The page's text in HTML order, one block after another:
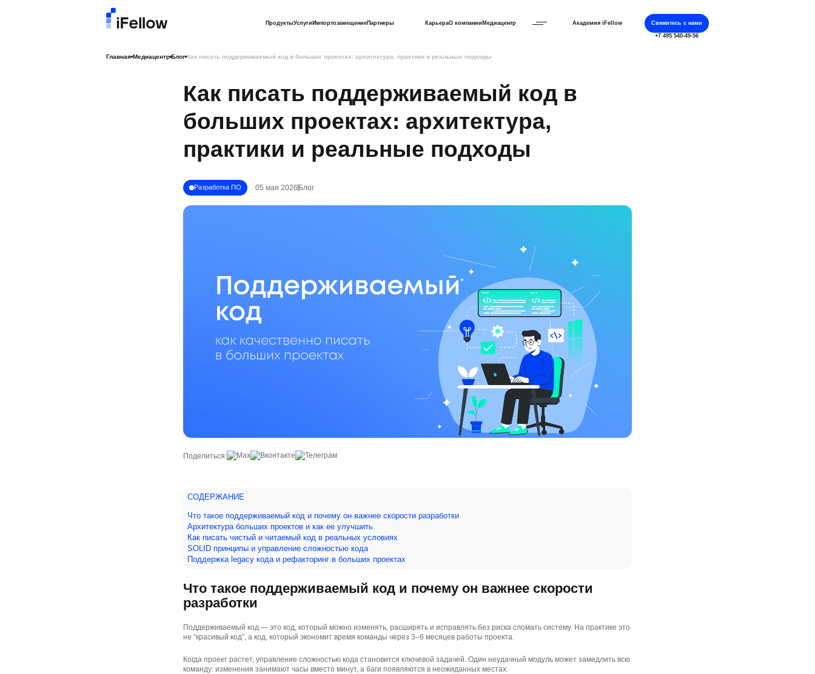
ПродуктыУслугиИмпортозамещениеПартнеры КарьераО компанииМедиацентр Академия iFellow
Свяжитесь с нами
+7 495 540-49-56
Главная Медиацентр Блог Как писать поддерживаемый код в больших проектах: архитектура, практики и реальные подходы
Как писать поддерживаемый код в
больших проектах: архитектура,
практики и реальные подходы
Разработка ПО 05 мая 2026 Блог
Поделиться:
СОДЕРЖАНИЕ
Что такое поддерживаемый код и почему он важнее скорости разработки
Архитектура больших проектов и как ее улучшить
Как писать чистый и читаемый код в реальных условиях
SOLID принципы и управление сложностью кода
Поддержка legacy кода и рефакторинг в больших проектах
Что такое поддерживаемый код и почему он важнее скорости
разработки
Поддерживаемый код — это код, который можно изменять, расширять и исправлять без риска сломать систему. На практике это
не “красивый код”, а код, который экономит время команды через 3–6 месяцев работы проекта.
Когда проект растет, управление сложностью кода становится ключевой задачей. Один неудачный модуль может замедлить всю
команду: изменения занимают часы вместо минут, а баги появляются в неожиданных местах.